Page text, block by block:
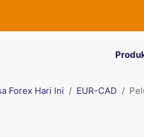
Forex Hari Ini EUR-CAD